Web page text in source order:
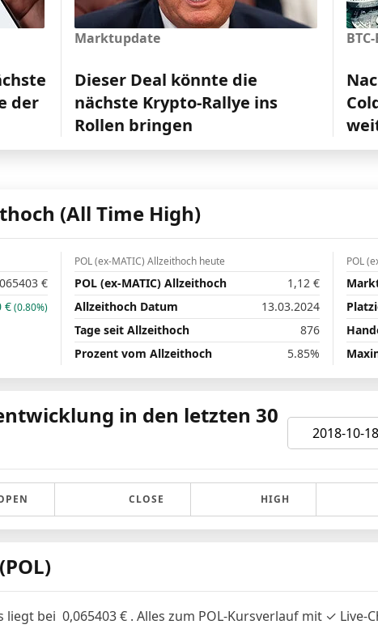
der
Marktupdate
Dieser Deal könnte die
nächste Krypto-Rallye ins
Rollen bringen
(All Time High)
€
€(0.80%)
POL (ex-MATIC) Allzeithoch heute
POL (ex-MATIC) Allzeithoch 1,12 €
Allzeithoch Datum
13.03.2024
Tage seit Allzeithoch
876
Prozent vom Allzeithoch
5.85%
POL
in den letzten 30
CLOSE HIGH
liegt bei 0,065403€ . Alles zum POL-Kursverlauf mit ✓